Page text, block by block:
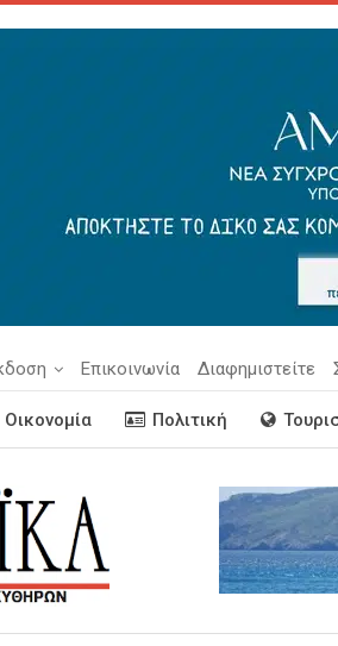
Επικοινωνία Διαφημιστείτε
Οικονομία Πολιτική